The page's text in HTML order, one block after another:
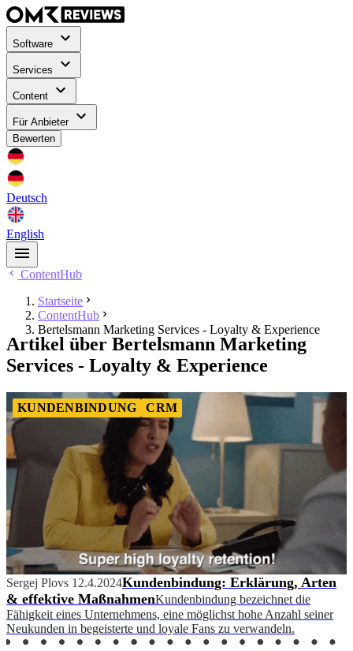
Software
Services
Content
Für Anbieter
Bewerten
Deutsch
English
ContentHub
Startseite
ContentHub
Bertelsmann Marketing Services - Loyalty & Experience
Artikel über Bertelsmann Marketing
Services - Loyalty & Experience
KUNDENBINDUNG CRM
Sergej Plovs 12.4.2024Kundenbindung: Erklärung, Arten
& effektive MaßnahmenKundenbindung bezeichnet die
Fähigkeit eines Unternehmens, eine möglichst hohe Anzahl seiner
Neukunden in begeisterte und loyale Fans zu verwandeln.